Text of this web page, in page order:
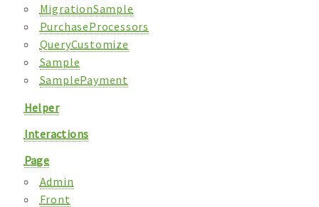
MigrationSample
PurchaseProcessors
QueryCustomize
Sample
SamplePayment
Helper
Interactions
Page
Admin
Front